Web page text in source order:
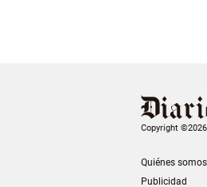
Copyright
Quiénes somos
Publicidad